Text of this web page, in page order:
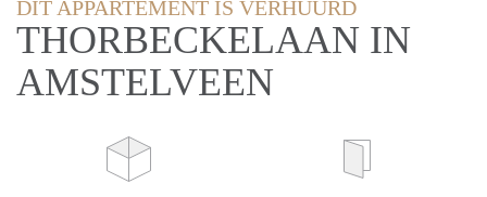
DIT APPARTEMENT IS VERHUURD
THORBECKELAAN IN
AMSTELVEEN